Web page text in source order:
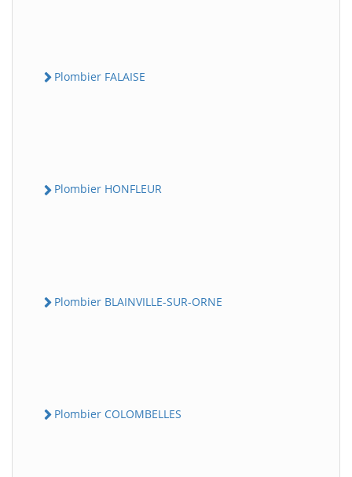
Plombier FALAISE
Plombier HONFLEUR
Plombier BLAINVILLE-SUR-ORNE
Plombier COLOMBELLES